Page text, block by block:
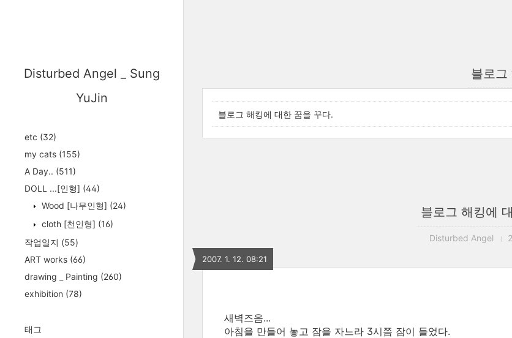
Disturbed Angel _ Sung
YuJin
etc (32)
my cats (155)
A Day.. (511)
DOLL ...[인형] (44)
Wood [나무인형] (24)
cloth [천인형] (16)
작업일지 (55)
ART works (66)
drawing _ Painting (260)
exhibition (78)
태그
블로그
블로그 해킹에 대한 꿈을 꾸다.
블로그 해킹에
Disturbed Angel
2007. 1. 12. 08:21
새벽즈음...
아침을 만들어 놓고 잠을 자느라 3시쯤 잠이 들었다.